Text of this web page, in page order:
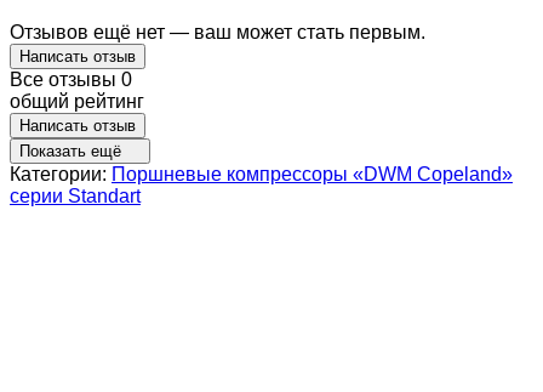
Отзывов ещё нет — ваш может стать первым.
Написать отзыв
Все отзывы 0
общий рейтинг
Написать отзыв
Показать ещё
Категории: Поршневые компрессоры «DWM Copeland»
серии Standart